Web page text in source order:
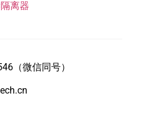
离器
（微信同号）